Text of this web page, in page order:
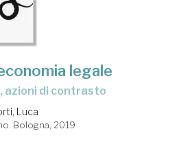
legale
azioni di contrasto
Luca
Bologna, 2019